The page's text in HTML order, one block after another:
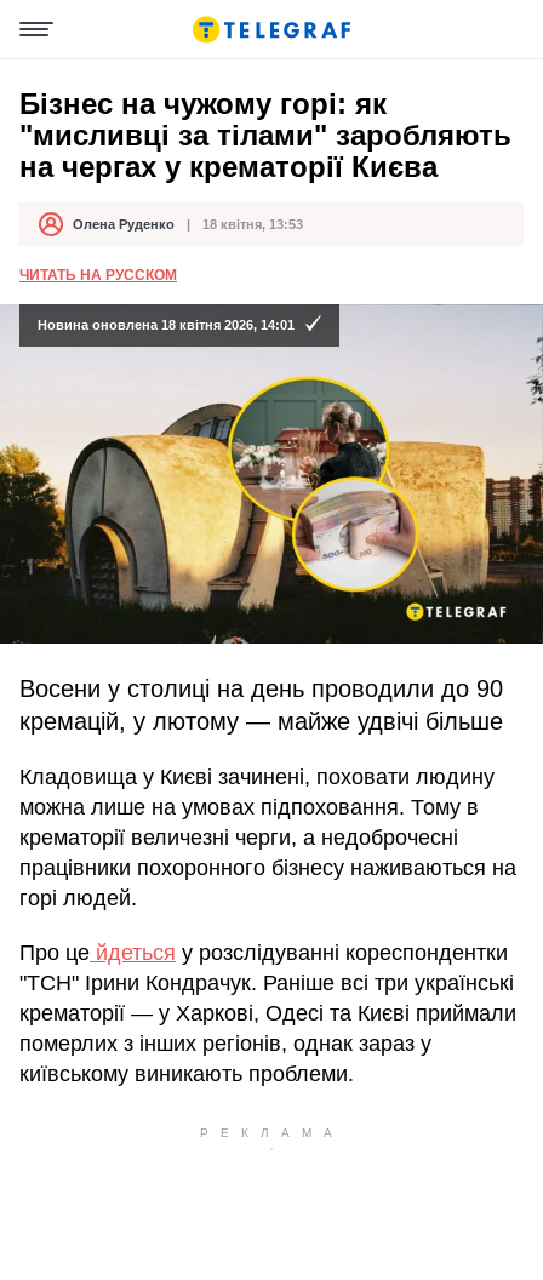
Бізнес на чужому горі: як
"мисливці за тілами" заробляють
на чергах у крематорії Києва
АвторОлена Руденко
Дата публікації 18 квітня, 13:53
ЧИТАТЬ НА РУССКОМ
Новина оновлена 18 квітня 2026, 14:01
Восени у столиці на день проводили до 90
кремацій, у лютому — майже удвічі більше
Кладовища у Києві зачинені, поховати людину
можна лише на умовах підпоховання. Тому в
крематорії величезні черги, а недоброчесні
працівники похоронного бізнесу наживаються на
горі людей.
Про це йдеться у розслідуванні кореспондентки
"ТСН" Ірини Кондрачук. Раніше всі три українські
крематорії — у Харкові, Одесі та Києві приймали
померлих з інших регіонів, однак зараз у
київському виникають проблеми.